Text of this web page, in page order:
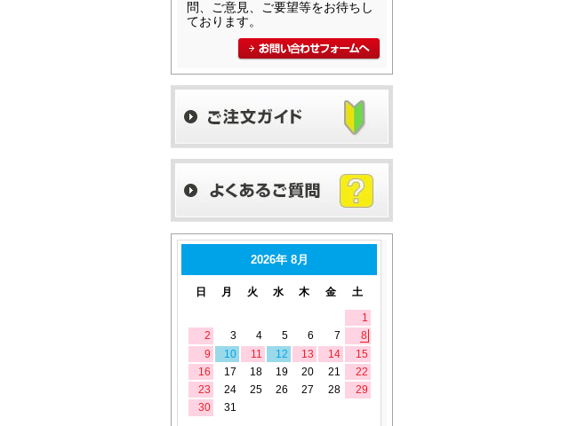
問、ご意見、ご要望等をお待ちし
ております。